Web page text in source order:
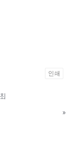
인쇄
»